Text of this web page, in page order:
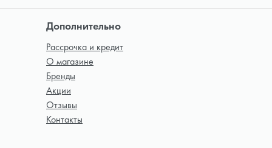
Дополнительно
Рассрочка и кредит
О магазине
Бренды
Акции
Отзывы
Контакты